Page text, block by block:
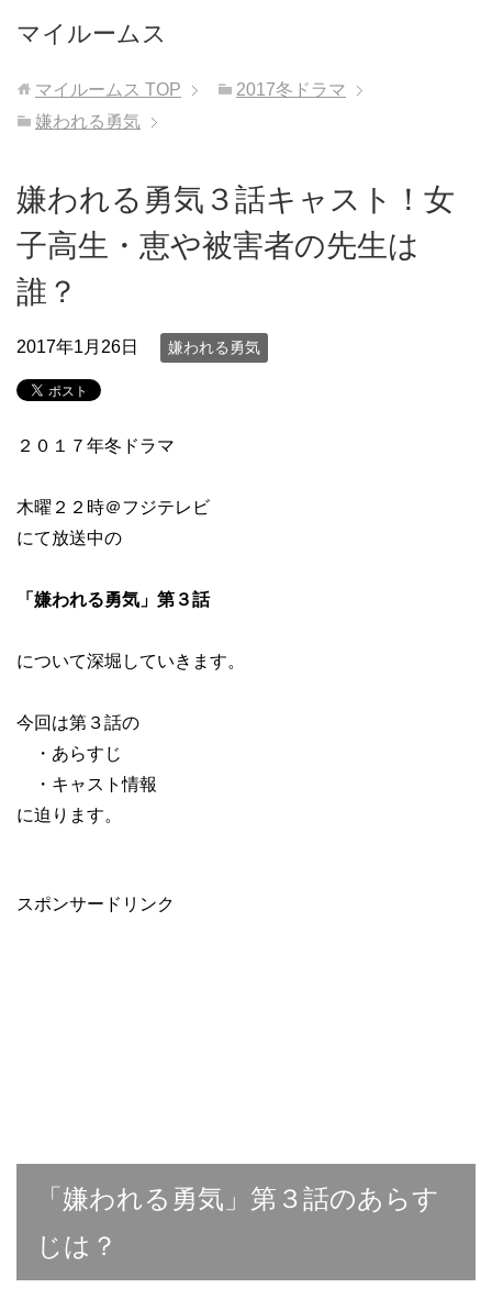
マイルームス
マイルームス TOP
2017冬ドラマ
嫌われる勇気
嫌われる勇気３話キャスト！女
子高生・恵や被害者の先生は
誰？
2017年1月26日 嫌われる勇気
２０１７年冬ドラマ
木曜２２時＠フジテレビ
にて放送中の
「嫌われる勇気」第３話
について深堀していきます。
今回は第３話の
・あらすじ
・キャスト情報
に迫ります。
スポンサードリンク
「嫌われる勇気」第３話のあらす
じは？